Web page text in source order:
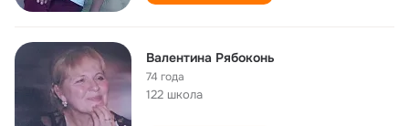
Валентина Рябоконь
74 года
122 школа